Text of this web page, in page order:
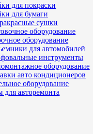
для покраски
для бумаги
сушки
оборудование
оборудование
для автомобилей
инструменты
оборудование
авто кондиционеров
оборудование
для авторемонта